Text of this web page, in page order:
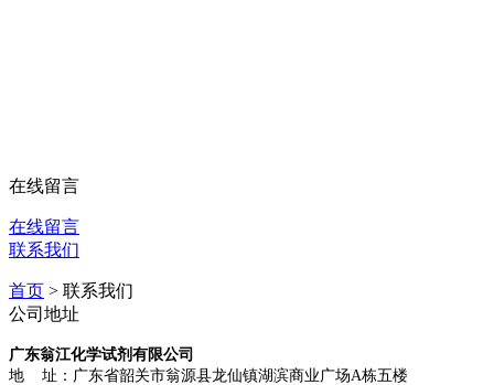
在线留言
在线留言
联系我们
首页 > 联系我们
公司地址
广东翁江化学试剂有限公司
地 址：广东省韶关市翁源县龙仙镇湖滨商业广场A栋五楼